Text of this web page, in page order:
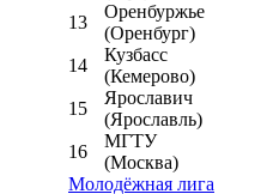
13
Оренбуржье
(Оренбург)
14
Кузбасс
(Кемерово)
15
Ярославич
(Ярославль)
16
МГТУ
(Москва)
Молодёжная лига